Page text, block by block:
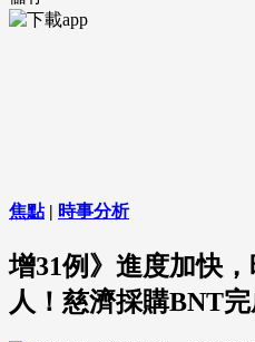
焦點| 時事分析
增31例》進度加快
人！慈濟採購BNT